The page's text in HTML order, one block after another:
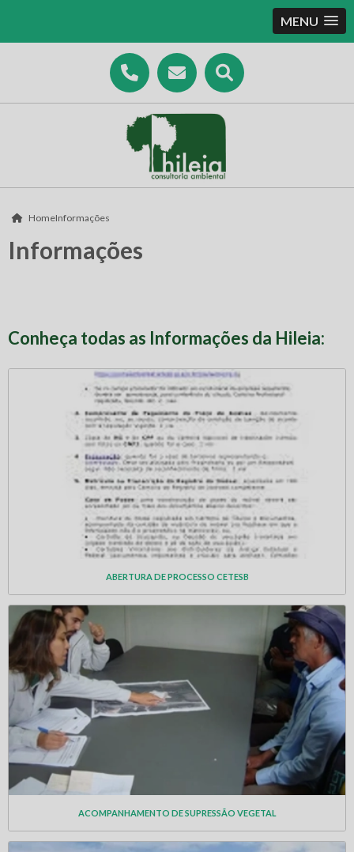
MENU
HomeInformações
Informações
Conheça todas as Informações da Hileia:
ABERTURA DE PROCESSO CETESB
ACOMPANHAMENTO DE SUPRESSÃO VEGETAL